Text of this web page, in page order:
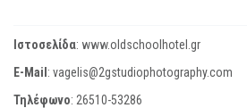
Ιστοσελίδα: www.oldschoolhotel.gr
E-Mail: vagelis@2gstudiophotography.com
Τηλέφωνο: 26510-53286